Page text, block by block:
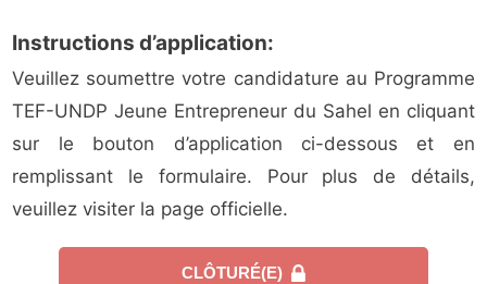
Instructions d’application:
Veuillez soumettre votre candidature au Programme
TEF-UNDP Jeune Entrepreneur du Sahel en cliquant
sur le bouton d’application ci-dessous et en
remplissant le formulaire. Pour plus de détails,
veuillez visiter la page officielle.
CLÔTURÉ(E)